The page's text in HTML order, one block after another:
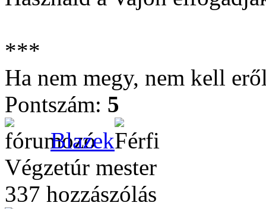
***
Ha nem megy, nem kell
Pontszám: 5
Blazek
Végzetúr mester
337 hozzászólás